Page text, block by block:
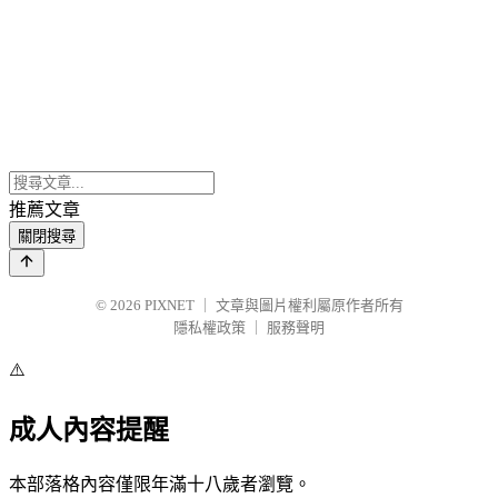
推薦文章
關閉搜尋
© 2026 PIXNET
文章與圖片權利屬原作者所有
隱私權政策
服務聲明
⚠️
成人內容提醒
本部落格內容僅限年滿十八歲者瀏覽。